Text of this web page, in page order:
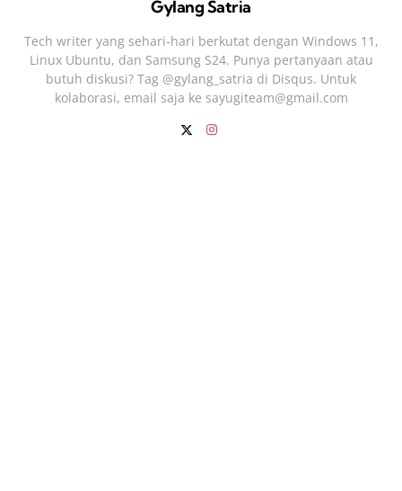
Gylang Satria
Tech writer yang sehari‑hari berkutat dengan Windows 11,
Linux Ubuntu, dan Samsung S24. Punya pertanyaan atau
butuh diskusi? Tag @gylang_satria di Disqus. Untuk
kolaborasi, email saja ke sayugiteam@gmail.com